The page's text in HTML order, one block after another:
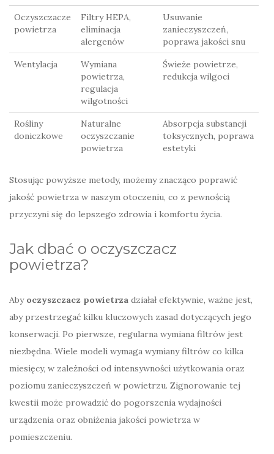
Oczyszczacze
powietrza
Filtry HEPA,
eliminacja
alergenów
Usuwanie
zanieczyszczeń,
poprawa jakości snu
Wentylacja
Wymiana
powietrza,
regulacja
wilgotności
Świeże powietrze,
redukcja wilgoci
Rośliny
doniczkowe
Naturalne
oczyszczanie
powietrza
Absorpcja substancji
toksycznych, poprawa
estetyki
Stosując powyższe metody, możemy znacząco poprawić
jakość powietrza w naszym otoczeniu, co z pewnością
przyczyni się do lepszego zdrowia i komfortu życia.
Jak dbać o oczyszczacz
powietrza?
Aby oczyszczacz powietrza działał efektywnie, ważne jest,
aby przestrzegać kilku kluczowych zasad dotyczących jego
konserwacji. Po pierwsze, regularna wymiana filtrów jest
niezbędna. Wiele modeli wymaga wymiany filtrów co kilka
miesięcy, w zależności od intensywności użytkowania oraz
poziomu zanieczyszczeń w powietrzu. Zignorowanie tej
kwestii może prowadzić do pogorszenia wydajności
urządzenia oraz obniżenia jakości powietrza w
pomieszczeniu.